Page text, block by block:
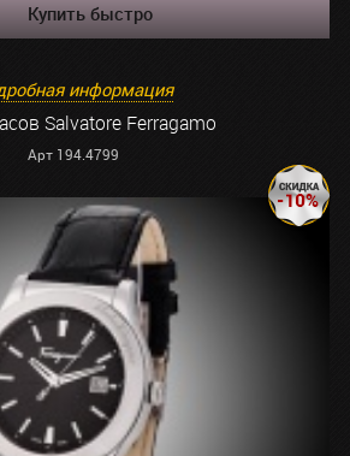
Купить быстро
информация
Salvatore Ferragamo
Арт 194.4799